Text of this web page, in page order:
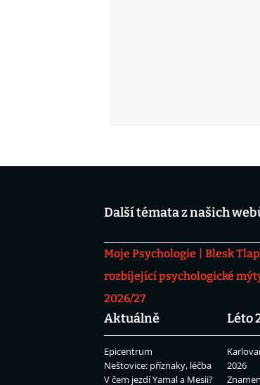
Další témata z našich
Moje Psychologie Blesk
rozbíjející psychologické
2026/27
Aktuálně
Epicentrum
Neštovice: příznaky, léčba
V čem jezdí Yamal a Mesii?
Léto
2026